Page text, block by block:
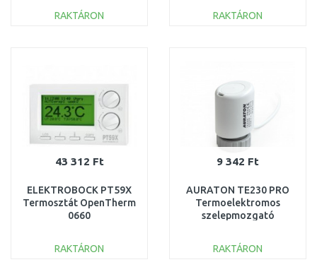
RAKTÁRON
programmal, 2
hőmérséklet
RAKTÁRON
43 312 Ft
ELEKTROBOCK PT59X
Termosztát OpenTherm
0660
RAKTÁRON
9 342 Ft
AURATON TE230 PRO
Termoelektromos
szelepmozgató
RAKTÁRON